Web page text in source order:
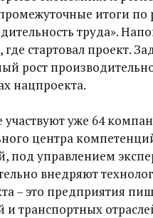
итоги по
труда».
где стартовал проект.
рост
нацпроекта.
участвуют уже 64
центра
под управлением
внедряют
– это предприятия
транспортных